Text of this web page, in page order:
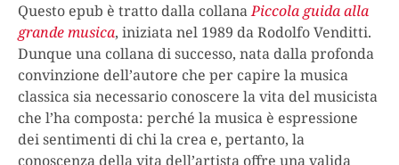
Questo epub è tratto dalla collanaPiccola guida alla
grande musica, iniziata nel 1989 da Rodolfo Venditti.
Dunque una collana di successo, nata dalla profonda
convinzione dell’autore che per capire la musica
classica sia necessario conoscere la vita del musicista
che l’ha composta: perché la musica è espressione
dei sentimenti di chi la crea e, pertanto, la
conoscenza della vita dell’artista offre una valida